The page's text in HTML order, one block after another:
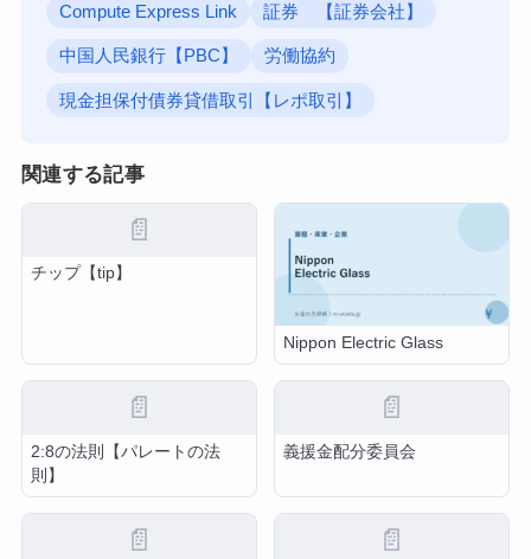
Compute Express Link 証券 【証券会社】
中国人民銀行【PBC】 労働協約
現金担保付債券貸借取引【レポ取引】
関連する記事
📄
チップ【tip】
Nippon Electric Glass
📄
2:8の法則【パレートの法
則】
📄
義援金配分委員会
📄 📄